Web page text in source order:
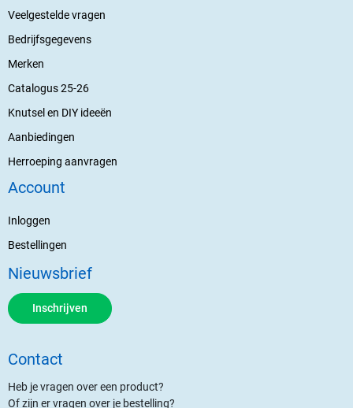
Veelgestelde vragen
Bedrijfsgegevens
Merken
Catalogus 25-26
Knutsel en DIY ideeën
Aanbiedingen
Herroeping aanvragen
Account
Inloggen
Bestellingen
Nieuwsbrief
Inschrijven
Contact
Heb je vragen over een product?
Of zijn er vragen over je bestelling?